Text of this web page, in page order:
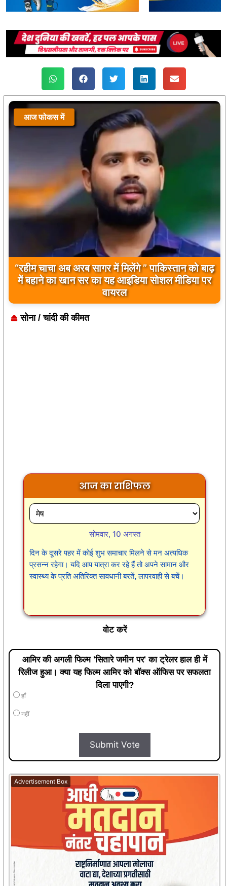
आज फोकस में
बिलावल भुट्टो द्वारा सिंधु नदी और भारत को लेकर दिए गए
बयान पर भारत के केंद्रीय मंत्रियों की कड़ी प्रतिक्रिया
सोना / चांदी की कीमत
आज का राशिफल
सोमवार, 10 अगस्त
दिन के दूसरे पहर में कोई शुभ समाचार मिलने से मन अत्यधिक
प्रसन्न रहेगा। यदि आप यात्रा कर रहे हैं तो अपने सामान और
स्वास्थ्य के प्रति अतिरिक्त सावधानी बरतें, लापरवाही से बचें।
वोट करें
आमिर की अगली फिल्म 'सितारे जमीन पर' का ट्रेलर हाल ही में
रिलीज हुआ। क्या यह फिल्म आमिर को बॉक्स ऑफिस पर सफलता
दिला पाएगी?
हाँ
नहीं
Submit Vote
Advertisement Box